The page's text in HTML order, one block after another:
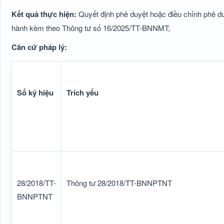
Kết quả thực hiện: Quyết định phê duyệt hoặc điều chỉnh phê
hành kèm theo Thông tư số 16/2025/TT-BNNMT;
Căn cứ pháp lý:
Số ký hiệu Trích yếu
28/2018/TT-
BNNPTNT
Thông tư 28/2018/TT-BNNPTNT